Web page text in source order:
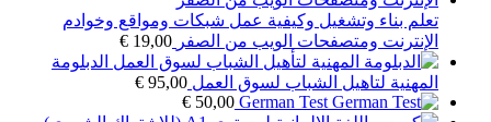
تعلم بناء وتشغيل وكيفية عمل شبكات ومواقع وخوادم
الإنترنت ومتصفحات الويب من الصفر
€ 19,00
الدبلومة
المهنية لتاهيل الشباب لسوق العمل
€ 95,00
German Test
€ 50,00